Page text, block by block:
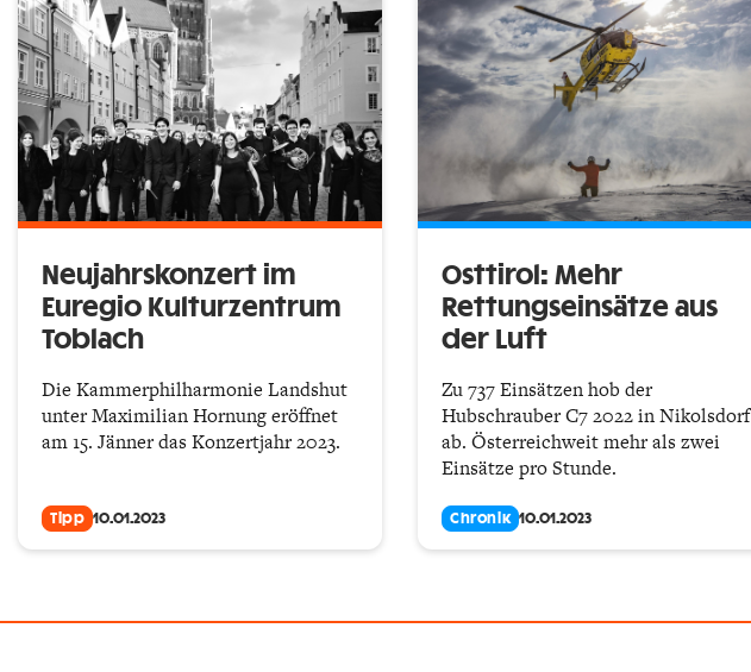
Neujahrskonzert im
Euregio Kulturzentrum
Toblach
Die Kammerphilharmonie Landshut
unter Maximilian Hornung eröffnet
am 15. Jänner das Konzertjahr 2023.
Tipp 10.01.2023
Osttirol: Mehr
Rettungseinsätze aus
der Luft
Zu 737 Einsätzen hob der
Hubschrauber C7 2022 in Nikolsdorf
ab. Österreichweit mehr als zwei
Einsätze pro Stunde.
Chronik 10.01.2023